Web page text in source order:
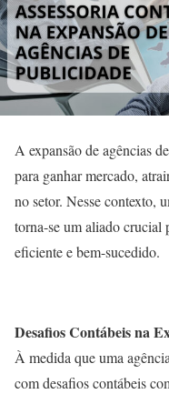
A expansão de agências
para ganhar mercado,
no setor. Nesse contexto,
torna-se um aliado crucial
eficiente e bem-sucedido.
Desafios Contábeis na
À medida que uma
com desafios contábeis